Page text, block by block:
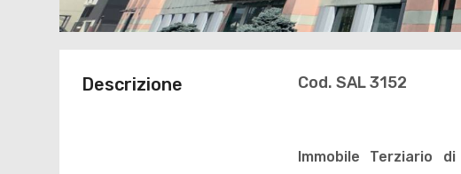
Descrizione Cod. SAL 3152
Immobile Terziario